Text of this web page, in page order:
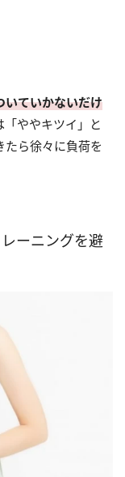
いていかないだけ
「ややキツイ」と
ら徐々に負荷を
ーニングを避